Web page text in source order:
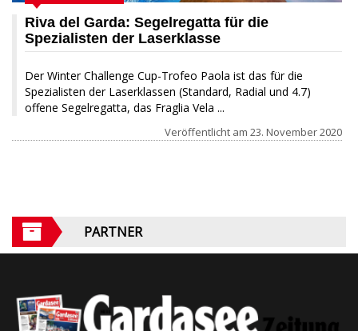
Riva del Garda: Segelregatta für die
Spezialisten der Laserklasse
Der Winter Challenge Cup-Trofeo Paola ist das für die
Spezialisten der Laserklassen (Standard, Radial und 4.7)
offene Segelregatta, das Fraglia Vela ...
Veröffentlicht am 23. November 2020
PARTNER